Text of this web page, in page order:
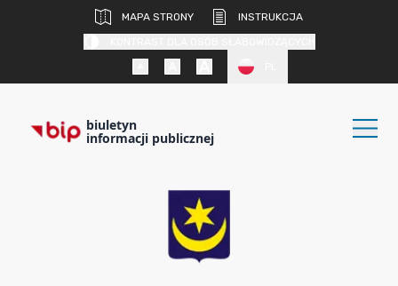
MAPA STRONY
INSTRUKCJA
biuletyn
informacji publicznej